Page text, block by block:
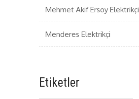
Mehmet Akif Ersoy Elektrikçi
Menderes Elektrikçi
Etiketler